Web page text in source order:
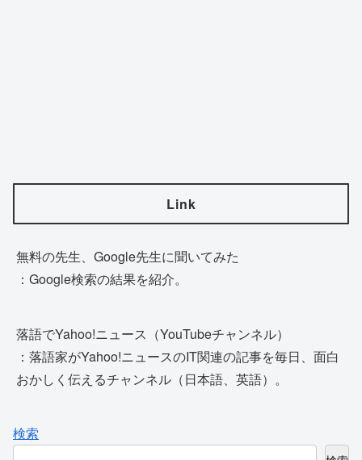
Link
無料の先生、Google先生に聞いてみた
：Google検索の結果を紹介。
落語でYahoo!ニュース（YouTubeチャンネル）
：落語家がYahoo!ニュースのIT関連の記事を毎日、面白
おかしく伝えるチャンネル（日本語、英語）。
検索